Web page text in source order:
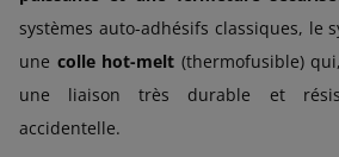
systèmes auto-adhésifs classiques, le
une colle hot-melt (thermofusible)
une liaison très durable et
accidentelle.